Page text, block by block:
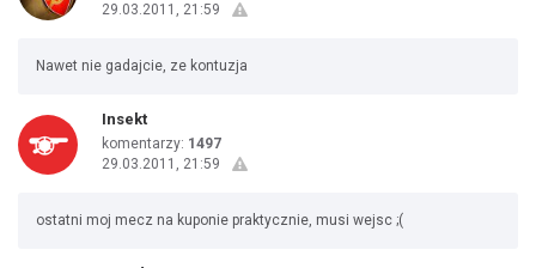
29.03.2011, 21:59
Nawet nie gadajcie, ze kontuzja
Insekt
komentarzy: 1497
29.03.2011, 21:59
ostatni moj mecz na kuponie praktycznie, musi wejsc ;(